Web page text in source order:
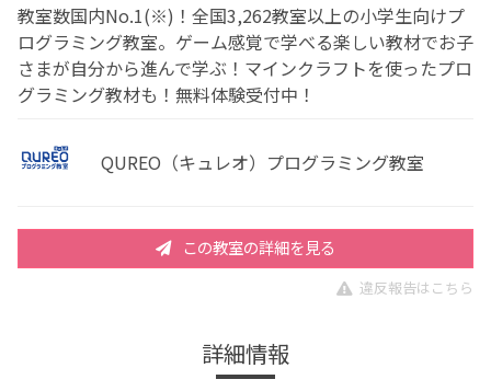
教室数国内No.1(※)！全国3,262教室以上の小学生向けプ
ログラミング教室。ゲーム感覚で学べる楽しい教材でお子
さまが自分から進んで学ぶ！マインクラフトを使ったプロ
グラミング教材も！無料体験受付中！
QUREO（キュレオ）プログラミング教室
この教室の詳細を見る
違反報告はこちら
詳細情報